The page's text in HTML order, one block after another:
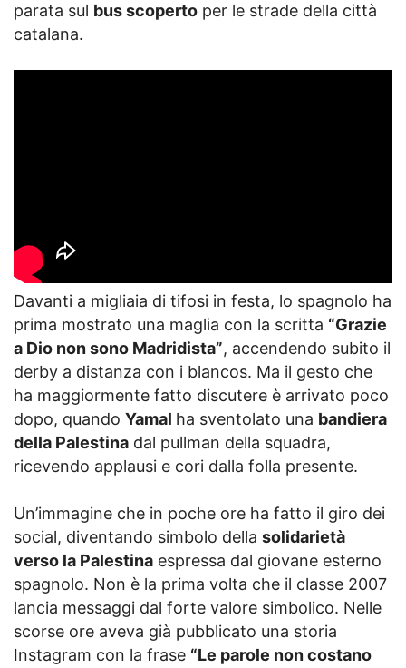
parata sul bus scoperto per le strade della città
catalana.
Davanti a migliaia di tifosi in festa, lo spagnolo ha
prima mostrato una maglia con la scritta “Grazie
a Dio non sono Madridista”, accendendo subito il
derby a distanza con i blancos. Ma il gesto che
ha maggiormente fatto discutere è arrivato poco
dopo, quando Yamal ha sventolato una bandiera
della Palestina dal pullman della squadra,
ricevendo applausi e cori dalla folla presente.
Un’immagine che in poche ore ha fatto il giro dei
social, diventando simbolo della solidarietà
verso la Palestina espressa dal giovane esterno
spagnolo. Non è la prima volta che il classe 2007
lancia messaggi dal forte valore simbolico. Nelle
scorse ore aveva già pubblicato una storia
Instagram con la frase “Le parole non costano